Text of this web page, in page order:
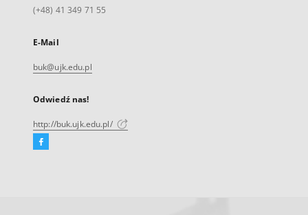
(+48) 41 349 71 55
E-Mail
buk@ujk.edu.pl
Odwiedź nas!
http://buk.ujk.edu.pl/
Facebook